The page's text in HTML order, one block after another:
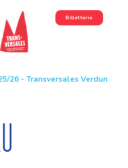
Billetterie
26 - Transversales Verdun